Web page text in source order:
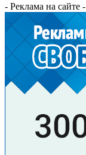
- Реклама на сайте -